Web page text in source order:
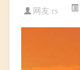
网友:rs